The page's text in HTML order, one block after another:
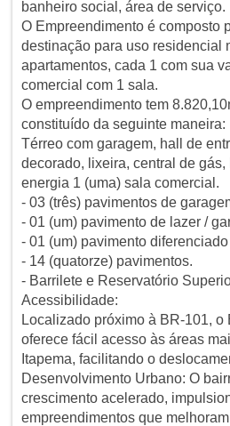
banheiro social, área de serviço.
O Empreendimento é composto
destinação para uso residencial
apartamentos, cada 1 com sua
comercial com 1 sala.
O empreendimento tem
constituído da seguinte maneira:
Térreo com garagem, hall de
decorado, lixeira, central de
energia 1 (uma) sala comercial.
- 03 (três) pavimentos de
- 01 (um) pavimento de lazer /
- 01 (um) pavimento diferenciado
- 14 (quatorze) pavimentos.
- Barrilete e Reservatório
Acessibilidade:
Localizado próximo à BR-101, o
oferece fácil acesso às áreas
Itapema, facilitando o
Desenvolvimento Urbano: O
crescimento acelerado,
empreendimentos que